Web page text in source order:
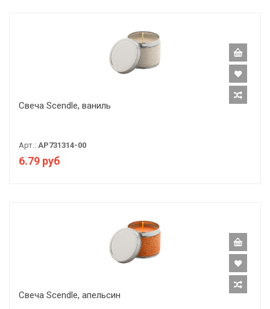
Свеча Scendle, ваниль
Арт.: AP731314-00
6.79 руб
Свеча Scendle, апельсин